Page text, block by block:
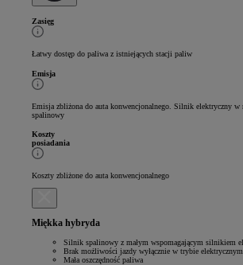
Zasięg
Łatwy dostęp do paliwa z istniejących stacji paliw
Emisja
Emisja zbliżona do auta konwencjonalnego. Silnik elektryczny
spalinowy
Koszty
posiadania
Koszty zbliżone do auta konwencjonalnego
Miękka hybryda
Silnik spalinowy z małym wspomagającym silnikiem
Brak możliwości jazdy wyłącznie w trybie elektrycznym
Mała oszczędność paliwa